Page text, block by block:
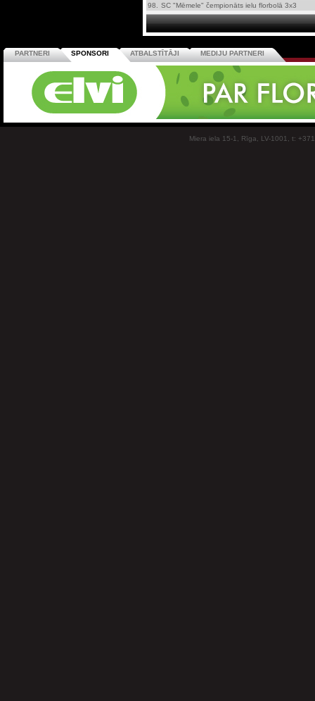
98.
SC "Mēmele" čempionāts ielu florbolā 3x3
PARTNERI SPONSORI ATBALSTĪTĀJI MEDIJU PARTNERI
Miera iela 15-1, Rīga, LV-1001, t: